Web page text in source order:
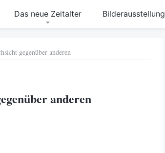
Das neue Zeitalter Bilderausstellung
gegenüber anderen
anderen